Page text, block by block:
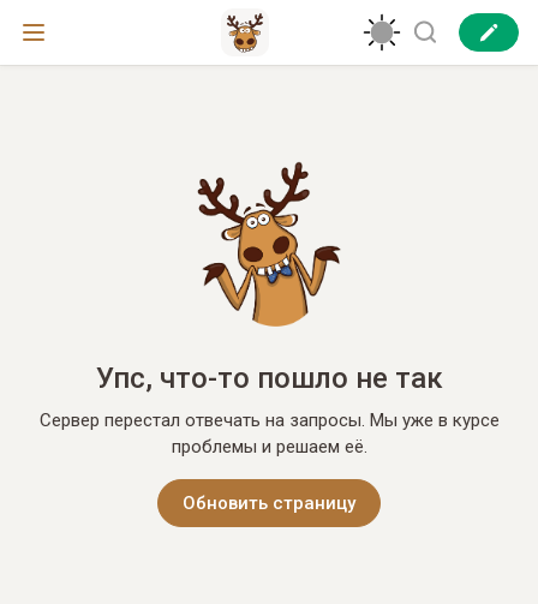
Упс, что-то пошло не так
Сервер перестал отвечать на запросы. Мы уже в курсе
проблемы и решаем её.
Обновить страницу